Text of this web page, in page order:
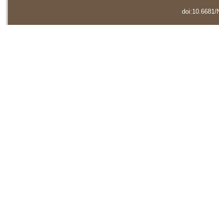
doi:10.6681/